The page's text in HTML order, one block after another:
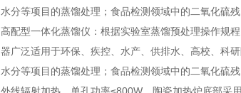
水分等项目的蒸馏处理；食品检测领域中的二氧化硫
高配型一体化蒸馏仪：根据实验室蒸馏预处理操作规
器广泛适用于环保、疾控、水产、供排水、高校、科
水分等项目的蒸馏处理；食品检测领域中的二氧化硫